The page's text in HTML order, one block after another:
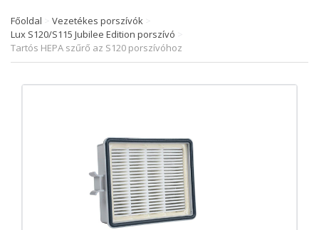
Főoldal Vezetékes porszívók
Lux S120/S115 Jubilee Edition porszívó
Tartós HEPA szűrő az S120 porszívóhoz